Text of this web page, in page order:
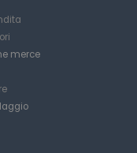
merce